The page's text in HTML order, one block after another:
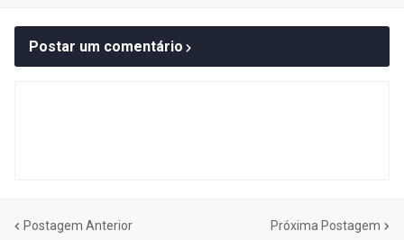
Postar um comentário
Postagem Anterior Próxima Postagem